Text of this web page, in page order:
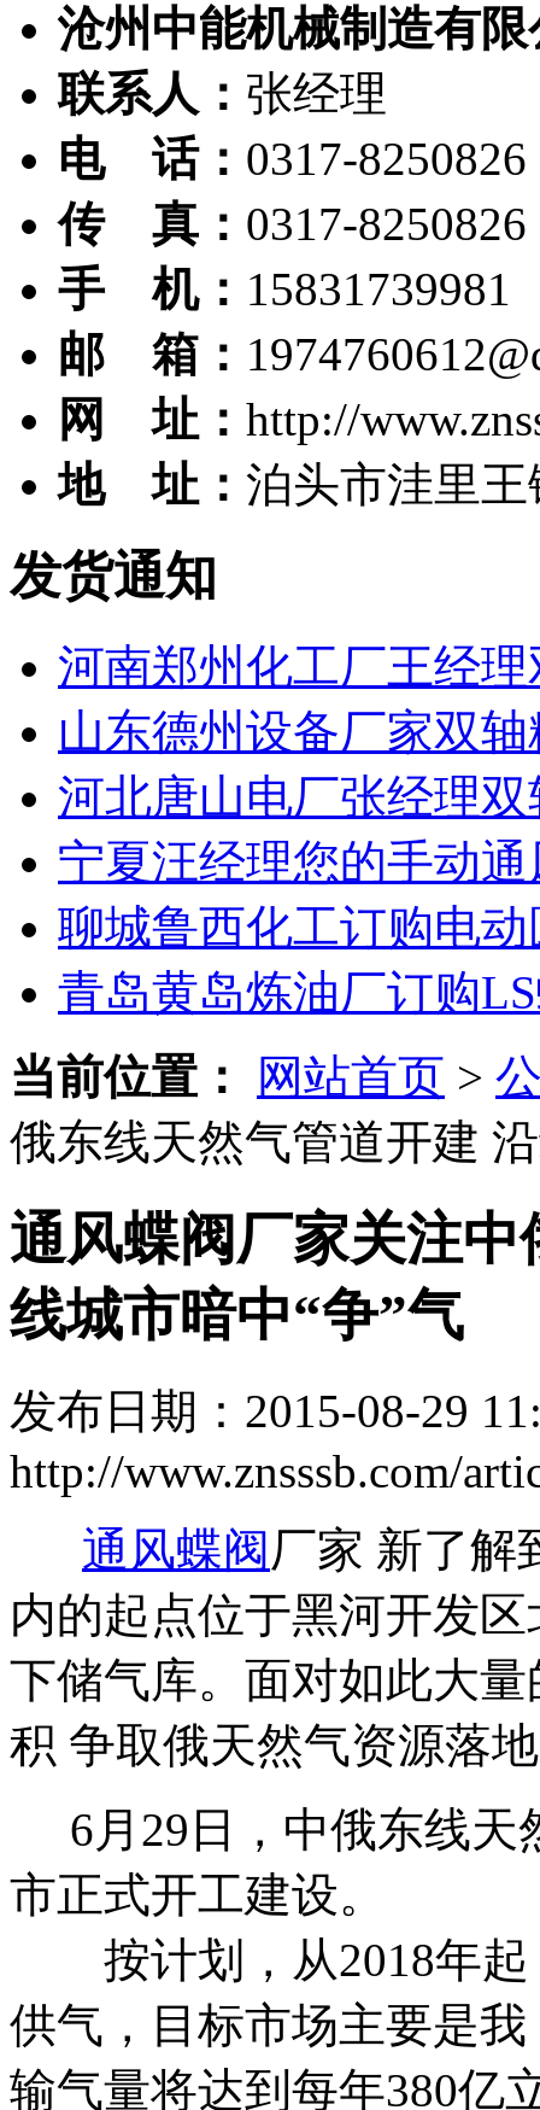
沧州中能机械制造有限
联系人： 张经理
电 话： 0317-8250826
传 真： 0317-8250826
手 机： 15831739981
邮 箱：
网 址： http://
地 址： 泊头市洼里
发货通知
河南郑州化工厂王经
山东德州设备厂家双
河北唐山电厂张经理
宁夏汪经理您的手动
聊城鲁西化工订购电
青岛黄岛炼油厂订购
当前位置：
网站首页 >
俄东线天然气管道开建
通风蝶阀厂家关注
线城市暗中“争”气
发布日期：2015-08-29
http://www.znsssb.com/
通风蝶阀厂家 新了解
内的起点位于黑河开发
下储气库。面对如此大
积 争取俄天然气资源落
6月29日，中俄东线天
市正式开工建设。
按计划，从2018年起
供气，目标市场主要是
输气量将达到每年380亿